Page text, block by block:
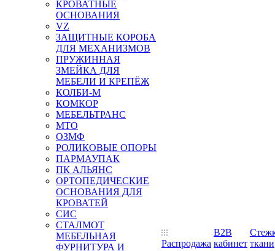
КРОВАТНЫЕ
ОСНОВАНИЯ
VZ
ЗАЩИТНЫЕ КОРОБА
ДЛЯ МЕХАНИЗМОВ
ПРУЖИННАЯ
ЗМЕЙКА ДЛЯ
МЕБЕЛИ И КРЕПЁЖ
КОЛБИ-М
КОМКОР
МЕБЕЛЬТРАНС
MTO
ОЗМФ
РОЛИКОВЫЕ ОПОРЫ
ПАРМАУПАК
ПК АЛЬЯНС
ОРТОПЕДИЧЕСКИЕ
ОСНОВАНИЯ ДЛЯ
КРОВАТЕЙ
СИС
СТАЛМОТ
МЕБЕЛЬНАЯ
ФУРНИТУРА И
Распродажа
B2B
кабинет ткани